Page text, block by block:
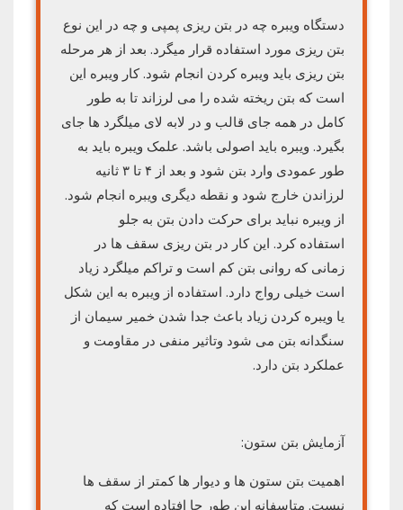
دستگاه ویبره چه در بتن ریزی پمپی و چه در این نوع
بتن ریزی مورد استفاده قرار میگرد. بعد از هر مرحله
بتن ریزی باید ویبره کردن انجام شود. کار ویبره این
است که بتن ریخته شده را می لرزاند تا به طور
کامل در همه جای قالب و در لابه لای میلگرد ها جای
بگیرد. ویبره باید اصولی باشد. علمک ویبره باید به
طور عمودی وارد بتن شود و بعد از ۴ تا ۳ ثانیه
لرزاندن خارج شود و نقطه دیگری ویبره انجام شود.
از ویبره نباید برای حرکت دادن بتن به جلو
استفاده کرد. این کار در بتن ریزی سقف ها در
زمانی که روانی بتن کم است و تراکم میلگرد زیاد
است خیلی رواج دارد. استفاده از ویبره به این شکل
یا ویبره کردن زیاد باعث جدا شدن خمیر سیمان از
سنگدانه بتن می شود وتاثیر منفی در مقاومت و
عملکرد بتن دارد.
آزمایش بتن ستون:
اهمیت بتن ستون ها و دیوار ها کمتر از سقف ها
نیست. متاسفانه این طور جا افتاده است که